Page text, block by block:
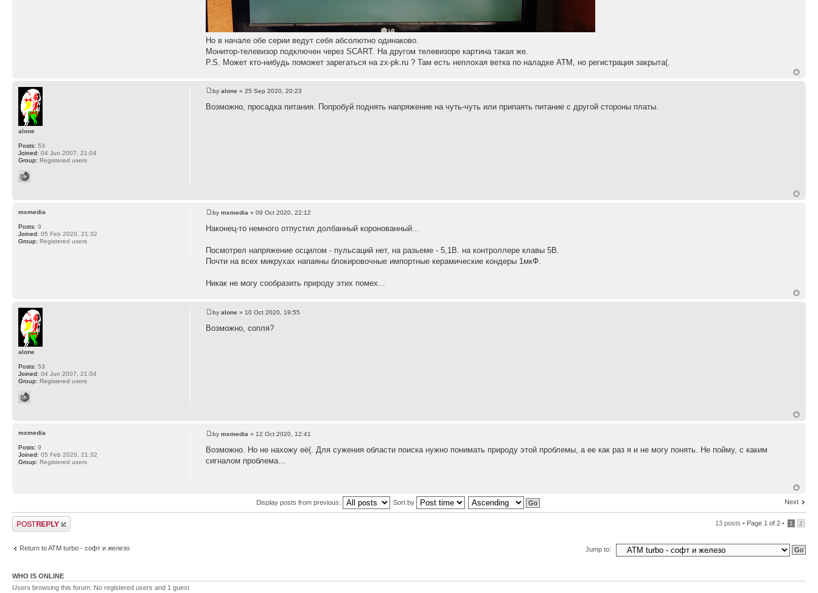
Но в начале обе серии ведут себя абсолютно одинаково.
Монитор-телевизор подключен через SCART. На другом телевизоре картина такая же.
P.S. Может кто-нибудь поможет зарегаться на zx-pk.ru ? Там есть неплохая ветка по наладке АТМ, но регистрация закрыта(.
byalone » 25 Sep 2020, 20:23
Возможно, просадка питания. Попробуй поднять напряжение на чуть-чуть или припаять питание с другой стороны платы.
alone
Posts: 53
Joined: 04 Jun 2007, 21:04
Group: Registered users
bymxmedia » 09 Oct 2020, 22:12
Наконец-то немного отпустил долбанный коронованный...
Посмотрел напряжение осцилом - пульсаций нет, на разьеме - 5,1В. на контроллере клавы 5В.
Почти на всех микрухах напаяны блокировочные импортные керамические кондеры 1мкФ.
Никак не могу сообразить природу этих помех...
mxmedia
Posts: 9
Joined: 05 Feb 2020, 21:32
Group: Registered users
byalone » 10 Oct 2020, 19:55
Возможно, сопля?
alone
Posts: 53
Joined: 04 Jun 2007, 21:04
Group: Registered users
bymxmedia » 12 Oct 2020, 12:41
Возможно. Но не нахожу её(. Для сужения области поиска нужно понимать природу этой проблемы, а ее как раз я и не могу понять. Не пойму, с каким
сигналом проблема...
mxmedia
Posts: 9
Joined: 05 Feb 2020, 21:32
Group: Registered users
Next
Display posts from previous: Sort by
Post a reply 13 posts • Page 1 of 2 • 1 2
Return to ATM turbo - софт и железо Jump to:
WHO IS ONLINE
Users browsing this forum: No registered users and 1 guest